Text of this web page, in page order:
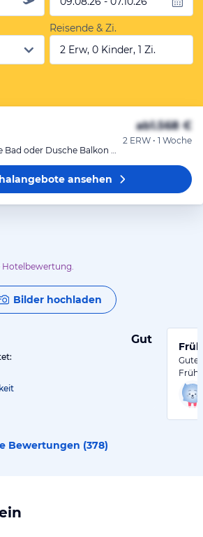
Reisende & Zi.
2 Erw, 0 Kinder, 1 Zi.
Juniorsuite Klimaanlage Bad oder Dusche Balkon o. Terrasse
ab1.568 €
2 ERW • 1 Woche
ansehen
Hotelbewertung.
Bilder hochladen
Gut
Gute
Bewertungen (378)